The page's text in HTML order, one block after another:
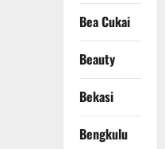
Bea Cukai
Beauty
Bekasi
Bengkulu